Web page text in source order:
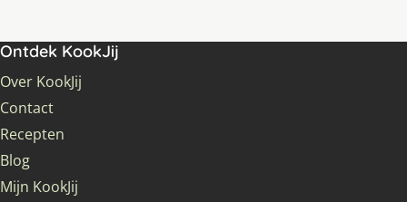
Ontdek KookJij
Over KookJij
Contact
Recepten
Blog
Mijn KookJij